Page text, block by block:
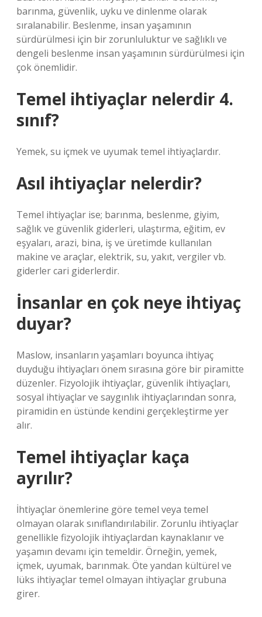
barınma, güvenlik, uyku ve dinlenme olarak
sıralanabilir. Beslenme, insan yaşamının
sürdürülmesi için bir zorunluluktur ve sağlıklı ve
dengeli beslenme insan yaşamının sürdürülmesi için
çok önemlidir.
Temel ihtiyaçlar nelerdir 4.
sınıf?
Yemek, su içmek ve uyumak temel ihtiyaçlardır.
Asıl ihtiyaçlar nelerdir?
Temel ihtiyaçlar ise; barınma, beslenme, giyim,
sağlık ve güvenlik giderleri, ulaştırma, eğitim, ev
eşyaları, arazi, bina, iş ve üretimde kullanılan
makine ve araçlar, elektrik, su, yakıt, vergiler vb.
giderler cari giderlerdir.
İnsanlar en çok neye ihtiyaç
duyar?
Maslow, insanların yaşamları boyunca ihtiyaç
duyduğu ihtiyaçları önem sırasına göre bir piramitte
düzenler. Fizyolojik ihtiyaçlar, güvenlik ihtiyaçları,
sosyal ihtiyaçlar ve saygınlık ihtiyaçlarından sonra,
piramidin en üstünde kendini gerçekleştirme yer
alır.
Temel ihtiyaçlar kaça
ayrılır?
İhtiyaçlar önemlerine göre temel veya temel
olmayan olarak sınıflandırılabilir. Zorunlu ihtiyaçlar
genellikle fizyolojik ihtiyaçlardan kaynaklanır ve
yaşamın devamı için temeldir. Örneğin, yemek,
içmek, uyumak, barınmak. Öte yandan kültürel ve
lüks ihtiyaçlar temel olmayan ihtiyaçlar grubuna
girer.